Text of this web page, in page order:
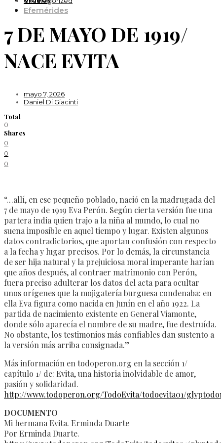
Efemérides
7 DE MAYO DE 1919/
NACE EVITA
mayo 7, 2026
Daniel Di Giacinti
Total
0
Shares
0
0
0
“…allí, en ese pequeño poblado, nació en la madrugada del
7 de mayo de 1919 Eva Perón. Según cierta versión fue una
partera india quien trajo a la niña al mundo, lo cual no
suena imposible en aquel tiempo y lugar. Existen algunos
datos contradictorios, que aportan confusión con respecto
a la fecha y lugar precisos. Por lo demás, la circunstancia
de ser hija natural y la prejuiciosa moral imperante harían
que años después, al contraer matrimonio con Perón,
fuera preciso adulterar los datos del acta para ocultar
unos orígenes que la mojigatería burguesa condenaba: en
ella Eva figura como nacida en Junín en el año 1922. La
partida de nacimiento existente en General Viamonte,
donde sólo aparecía el nombre de su madre, fue destruída.
No obstante, los testimonios más confiables dan sustento a
la versión más arriba consignada.”
Más información en todoperon.org en la sección 1/
capítulo 1/ de: Evita, una historia inolvidable de amor,
pasión y solidaridad.
http://www.todoperon.org/TodoEvita/todoevita01/
DOCUMENTO
Mi hermana Evita. Erminda Duarte
Por Erminda Duarte.